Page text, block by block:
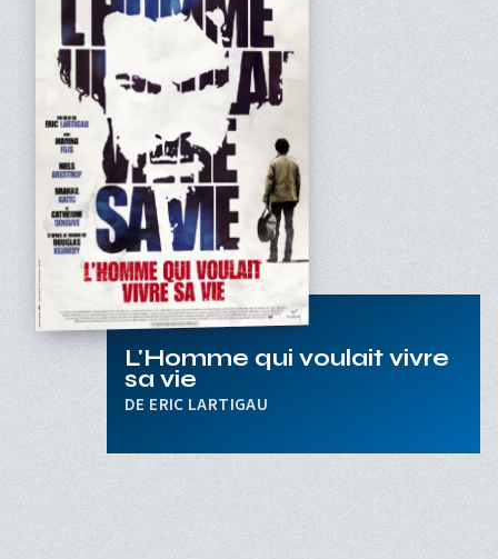
L'Homme qui voulait vivre
sa vie
ERIC LARTIGAU